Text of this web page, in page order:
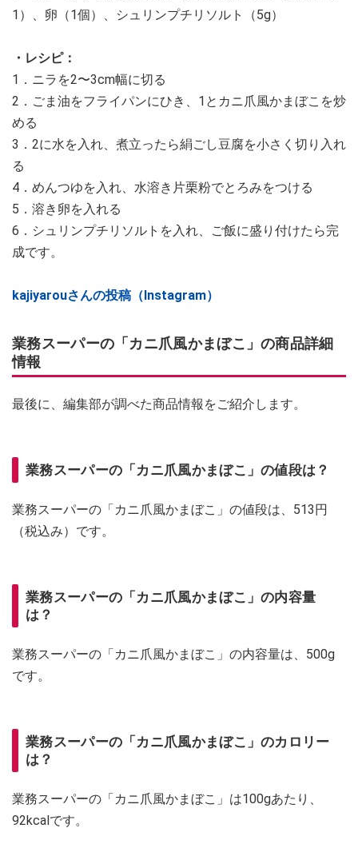
1）、卵（1個）、シュリンプチリソルト（5g）
・レシピ：
1．ニラを2〜3cm幅に切る
2．ごま油をフライパンにひき、1とカニ爪風かまぼこを炒
める
3．2に水を入れ、煮立ったら絹ごし豆腐を小さく切り入れ
る
4．めんつゆを入れ、水溶き片栗粉でとろみをつける
5．溶き卵を入れる
6．シュリンプチリソルトを入れ、ご飯に盛り付けたら完
成です。
kajiyarouさんの投稿（Instagram）
業務スーパーの「カニ爪風かまぼこ」の商品詳細
情報
最後に、編集部が調べた商品情報をご紹介します。
業務スーパーの「カニ爪風かまぼこ」の値段は？
業務スーパーの「カニ爪風かまぼこ」の値段は、513円
（税込み）です。
業務スーパーの「カニ爪風かまぼこ」の内容量
は？
業務スーパーの「カニ爪風かまぼこ」の内容量は、500g
です。
業務スーパーの「カニ爪風かまぼこ」のカロリー
は？
業務スーパーの「カニ爪風かまぼこ」は100gあたり、
92kcalです。